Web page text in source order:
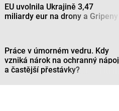
EU uvolnila Ukrajině 3,47
miliardy eur na drony a Gripeny
Práce v úmorném vedru. Kdy
vzniká nárok na ochranný nápoj
a častější přestávky?